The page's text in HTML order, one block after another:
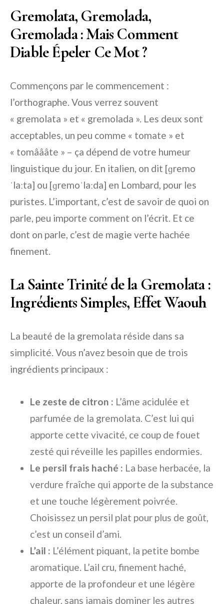
Gremolata, Gremolada,
Gremolada : Mais Comment
Diable Épeler Ce Mot ?
Commençons par le commencement :
l’orthographe. Vous verrez souvent
« gremolata » et « gremolada ». Les deux sont
acceptables, un peu comme « tomate » et
« tomâââte » – ça dépend de votre humeur
linguistique du jour. En italien, on dit [ɡremo
ˈlaːta] ou [ɡremoˈlaːda] en Lombard, pour les
puristes. L’important, c’est de savoir de quoi on
parle, peu importe comment on l’écrit. Et ce
dont on parle, c’est de magie verte hachée
finement.
La Sainte Trinité de la Gremolata :
Ingrédients Simples, Effet Waouh
La beauté de la gremolata réside dans sa
simplicité. Vous n’avez besoin que de trois
ingrédients principaux :
Le zeste de citron : L’âme acidulée et
parfumée de la gremolata. C’est lui qui
apporte cette vivacité, ce coup de fouet
zesté qui réveille les papilles endormies.
Le persil frais haché : La base herbacée, la
verdure fraîche qui apporte de la substance
et une touche légèrement poivrée.
Choisissez un persil plat pour plus de goût,
c’est un conseil d’ami.
L’ail : L’élément piquant, la petite bombe
aromatique. L’ail cru, finement haché,
apporte de la profondeur et une légère
chaleur, sans jamais dominer les autres